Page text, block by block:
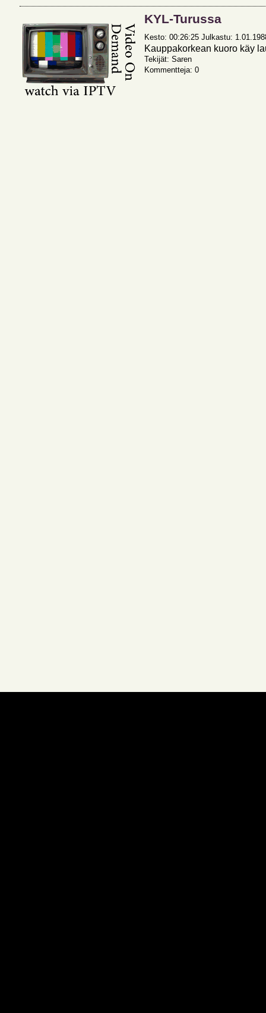
KYL-Turussa
Kesto: 00:26:25 Julkastu:
Kauppakorkean kuoro käy
Tekijät: Saren
Kommentteja: 0